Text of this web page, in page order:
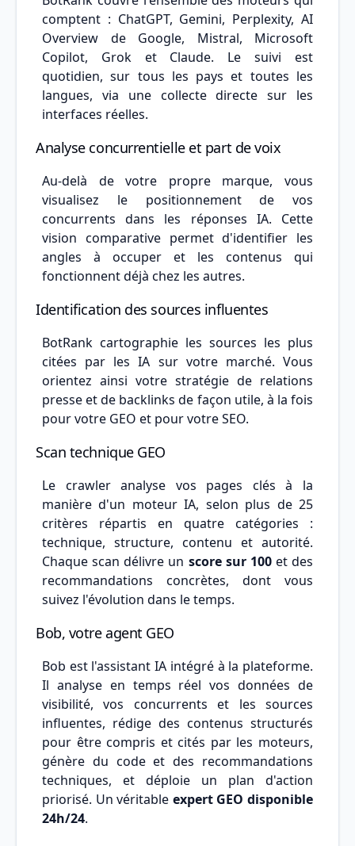
comptent : ChatGPT, Gemini, Perplexity, AI
Overview de Google, Mistral, Microsoft
Copilot, Grok et Claude. Le suivi est
quotidien, sur tous les pays et toutes les
langues, via une collecte directe sur les
interfaces réelles.
Analyse concurrentielle et part de voix
Au-delà de votre propre marque, vous
visualisez le positionnement de vos
concurrents dans les réponses IA. Cette
vision comparative permet d'identifier les
angles à occuper et les contenus qui
fonctionnent déjà chez les autres.
Identification des sources influentes
BotRank cartographie les sources les plus
citées par les IA sur votre marché. Vous
orientez ainsi votre stratégie de relations
presse et de backlinks de façon utile, à la fois
pour votre GEO et pour votre SEO.
Scan technique GEO
Le crawler analyse vos pages clés à la
manière d'un moteur IA, selon plus de 25
critères répartis en quatre catégories :
technique, structure, contenu et autorité.
Chaque scan délivre un score sur 100et des
recommandations concrètes, dont vous
suivez l'évolution dans le temps.
Bob, votre agent GEO
Bob est l'assistant IA intégré à la plateforme.
Il analyse en temps réel vos données de
visibilité, vos concurrents et les sources
influentes, rédige des contenus structurés
pour être compris et cités par les moteurs,
génère du code et des recommandations
techniques, et déploie un plan d'action
priorisé. Un véritable expert GEO disponible
24h/24.